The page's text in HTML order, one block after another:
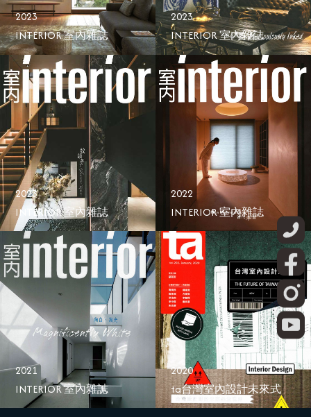
2023
INTERIOR 室內雜誌
2023
INTERIOR 室內雜誌
2023
INTERIOR 室內雜誌
2022
INTERIOR 室內雜誌
2021
INTERIOR 室內雜誌
2020
ta台灣室內設計未來式